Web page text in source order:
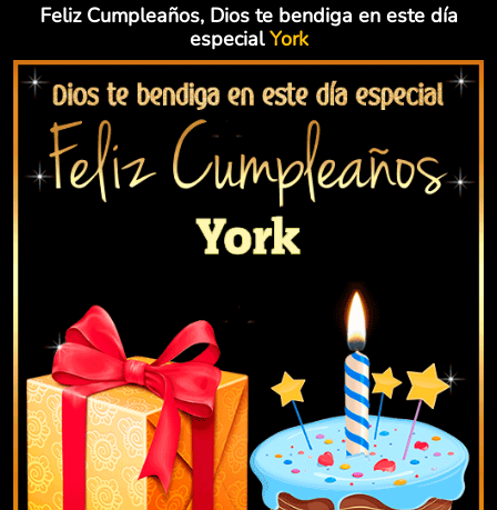
Feliz Cumpleaños, Dios te bendiga en este día
especialYork